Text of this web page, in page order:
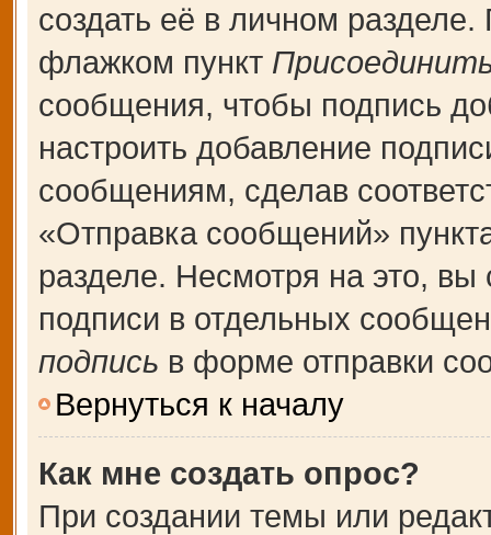
создать её в личном
флажком пункт
сообщения, чтобы подпись
настроить добавление
сообщениям, сделав
«Отправка сообщений»
разделе. Несмотря на это,
подписи в отдельных
подпись в форме отправки
Вернуться к началу
Как мне создать опрос?
При создании темы или